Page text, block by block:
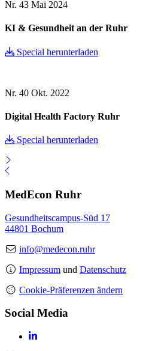
Nr. 43 Mai 2024
KI & Gesundheit an der Ruhr
Special herunterladen
Nr. 40 Okt. 2022
Digital Health Factory Ruhr
Special herunterladen
MedEcon Ruhr
Gesundheitscampus-Süd 17
44801 Bochum
info@medecon.ruhr
Impressum und Datenschutz
Cookie-Präferenzen ändern
Social Media